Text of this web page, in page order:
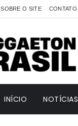
SOBRE O SITE CONTATO
INÍCIO NOTÍCIAS